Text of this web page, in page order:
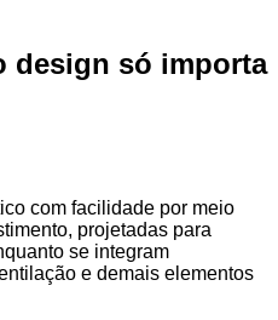
design só importa
com facilidade por meio
projetadas para
se integram
e demais elementos